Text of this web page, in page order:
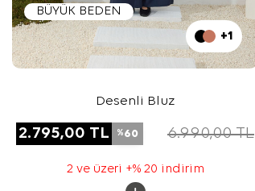
BÜYÜK BEDEN
+1
Desenli Bluz
2.795,00 TL %60 6.990,00TL
2 ve üzeri +% 20 indirim